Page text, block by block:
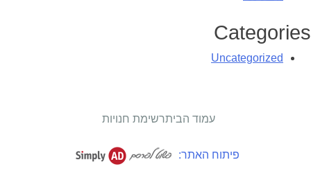
Categories
Uncategorized
עמוד הביתרשימת חנויות
פיתוח האתר: